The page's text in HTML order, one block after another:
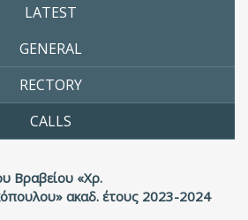
LATEST
GENERAL
RECTORY
CALLS
Βραβείου «Χρ.
ακαδ. έτους 2023-2024